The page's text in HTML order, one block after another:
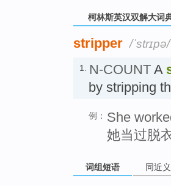
柯林斯英汉双解大词
stripper /ˈstrɪpə/
1. N-COUNT A
by stripping
例： She
她当过脱
词组短语 同近